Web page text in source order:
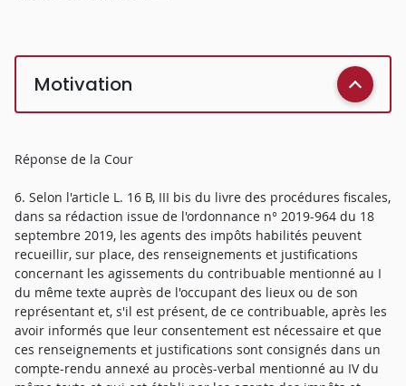
Motivation
Réponse de la Cour
6. Selon l'article L. 16 B, III bis du livre des procédures fiscales,
dans sa rédaction issue de l'ordonnance n° 2019-964 du 18
septembre 2019, les agents des impôts habilités peuvent
recueillir, sur place, des renseignements et justifications
concernant les agissements du contribuable mentionné au I
du même texte auprès de l'occupant des lieux ou de son
représentant et, s'il est présent, de ce contribuable, après les
avoir informés que leur consentement est nécessaire et que
ces renseignements et justifications sont consignés dans un
compte-rendu annexé au procès-verbal mentionné au IV du